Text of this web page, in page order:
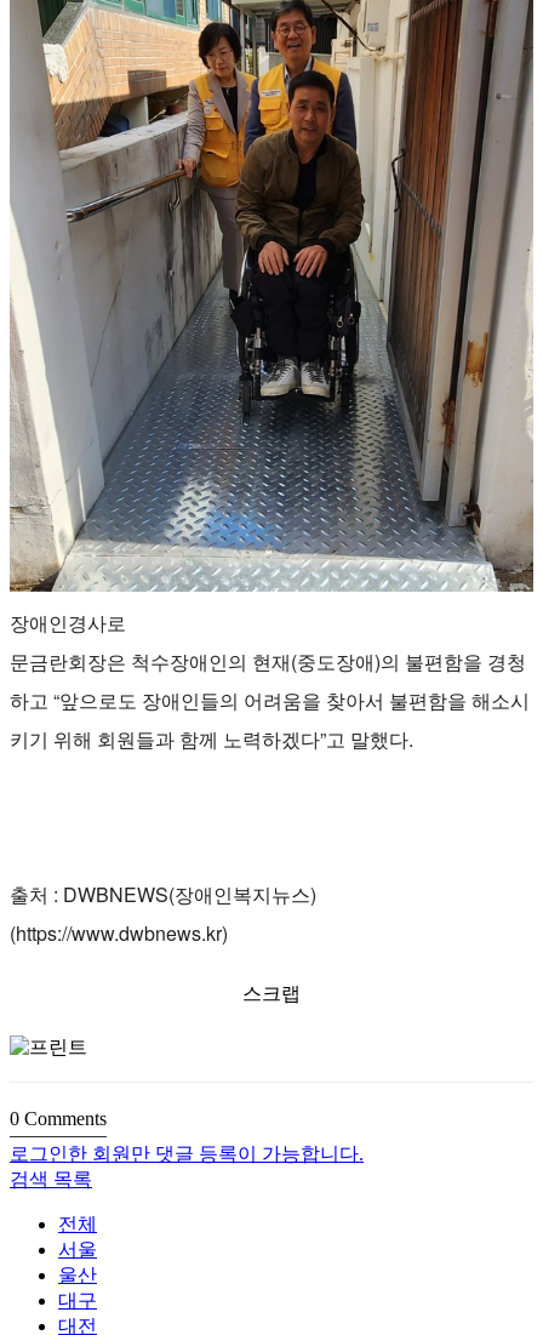
장애인경사로
문금란회장은 척수장애인의 현재(중도장애)의 불편함을 경청
하고 “앞으로도 장애인들의 어려움을 찾아서 불편함을 해소시
키기 위해 회원들과 함께 노력하겠다”고 말했다.
출처 : DWBNEWS(장애인복지뉴스)
(https://www.dwbnews.kr)
스크랩
0 Comments
로그인한 회원만 댓글 등록이 가능합니다.
검색 목록
전체
서울
울산
대구
대전